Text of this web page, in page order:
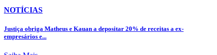
NOTÍCIAS
Justiça obriga Matheus e Kauan a depositar 20% de receitas a ex-
empresários e...